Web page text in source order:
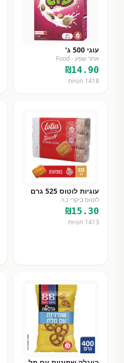
עוגי 500 ג'
אתר שפע - Food
₪14.90
1418 חנויות
עוגיות לוטוס 525 גרם
לוטוס ביקרי נ.וי.
₪15.30
1413 חנויות